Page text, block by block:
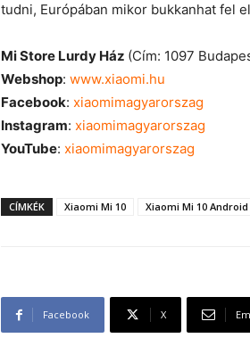
tudni, Európában mikor bukkanhat fel
Mi Store Lurdy Ház (Cím: 1097
Webshop: www.xiaomi.hu
Facebook: xiaomimagyarorszag
Instagram: xiaomimagyarorszag
YouTube: xiaomimagyarorszag
CÍMKÉK Xiaomi Mi 10 Xiaomi Mi 10 Android
Facebook X